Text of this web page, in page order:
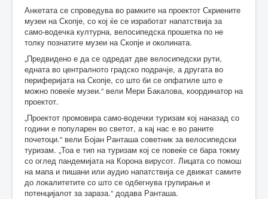
Анкетата се спроведува во рамките на проектот Скриените
музеи на Скопје, со кој ќе се изработат напатствија за
само-водечка културна, велосипедска прошетка по не
толку познатите музеи на Скопје и околината.
„Предвидено е да се одредат две велосипедски рути,
едната во централното градско подрачје, а другата во
периферијата на Скопје, со што би се опфатиле што е
можно повеќе музеи.“ вели Мери Бакалова, координатор на
проектот.
„Проектот промовира само-водечки туризам кој наназад со
години е популарен во светот, а кај нас е во раните
почетоци.“ вели Бојан Ранташа советник за велосипедски
туризам. „Тоа е тип на туризам кој се повеќе се бара токму
со оглед пандемијата на Корона вирусот. Лицата со помош
на мапа и пишани или аудио напатствија се движат самите
до локалитетите со што се одбегнува групирање и
потенцијалот за зараза.“ додава Ранташа.